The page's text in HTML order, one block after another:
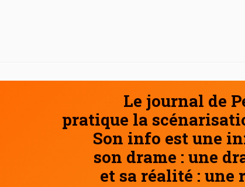
Le journal de
pratique la
Son info est une
son drame : une
et sa réalité : une